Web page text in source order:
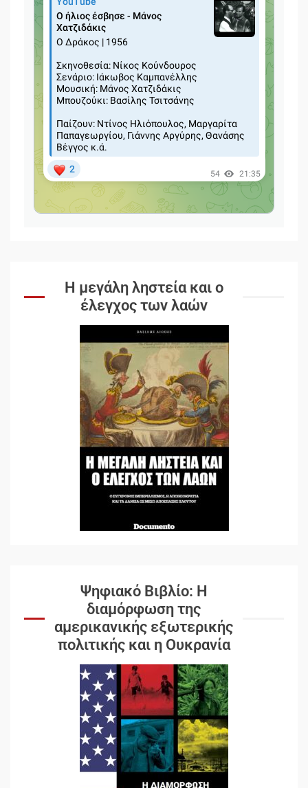
Η μεγάλη ληστεία και ο
έλεγχος των λαών
Ψηφιακό Βιβλίο: Η
διαμόρφωση της
αμερικανικής εξωτερικής
πολιτικής και η Ουκρανία